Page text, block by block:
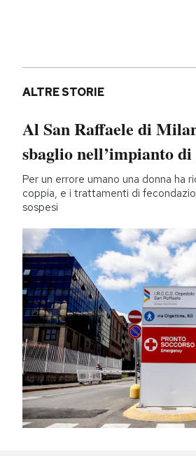
ALTRE STORIE
Al San Raffaele di
sbaglio nell’impianto
Per un errore umano una donna ha
coppia, e i trattamenti di
sospesi